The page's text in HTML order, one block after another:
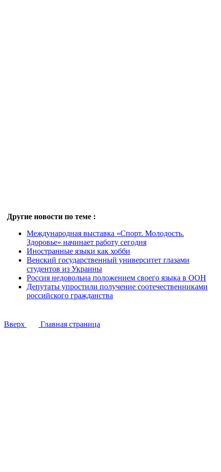
Другие новости по теме :
Международная выставка «Спорт. Молодость.
Здоровье» начинает работу сегодня
Иностранные языки как хобби
Венский государственный университет глазами
студентов из Украины
Россия недовольна положением своего языка в ООН
Депутаты упростили получение соотечественниками
российского гражданства
Вверх Главная страница